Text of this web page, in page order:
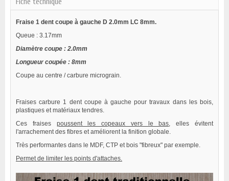
Fraise 1 dent coupe à gauche D 2.0mm LC 8mm.
Queue : 3.17mm
Diamètre coupe : 2.0mm
Longueur coupée : 8mm
Coupe au centre / carbure micrograin.
Fraises carbure 1 dent coupe à gauche pour travaux dans les bois,
plastiques et matériaux tendres.
Ces fraises poussent les copeaux vers le bas, elles évitent
l'arrachement des fibres et améliorent la finition globale.
Très performantes dans le MDF, CTP et bois "fibreux" par exemple.
Permet de limiter les points d'attaches.